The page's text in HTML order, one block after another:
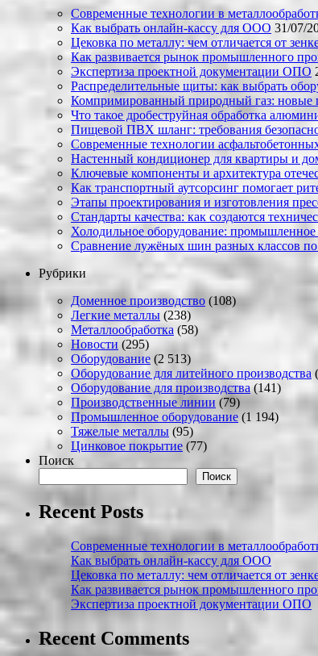
Современные технологии в
Как выбрать онлайн-кассу для ООО 31/07/
Цековка по металлу: чем отличается от
Как развивается рынок промышленного
Экспертиза проектной документации ОПО
Распределительные щиты: как выбрать
Компримированный природный газ: новые
Что такое дробеструйная обработка
Пищевой ПВХ шланг: требования
Современные технологии
Настенный кондиционер для квартиры и
Ключевые компоненты и архитектура
Как транспортный аутсорсинг помогает
Этапы проектирования и изготовления
Стандарты качества: как создаются
Холодильное оборудование:
Сравнение лужёных шин разных классов
Рубрики
Доменное производство (108)
Легкие металлы (238)
Металлообработка (58)
Новости (295)
Оборудование (2 513)
Оборудование для литейного производства
Оборудование для производства(141)
Производственные линии (79)
Промышленное оборудование (1 194)
Тяжелые металлы (95)
Цинковое покрытие (77)
Поиск
Поиск
Recent Posts
Современные технологии в
Как выбрать онлайн-кассу для ООО
Цековка по металлу: чем отличается от
Как развивается рынок промышленного
Экспертиза проектной документации ОПО
Recent Comments